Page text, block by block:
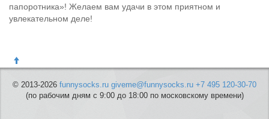
папоротника»! Желаем вам удачи в этом приятном и
увлекательном деле!
© 2013-2026 funnysocks.ru giveme@funnysocks.ru +7 495 120-30-70
(по рабочим дням с 9:00 до 18:00 по московскому времени)